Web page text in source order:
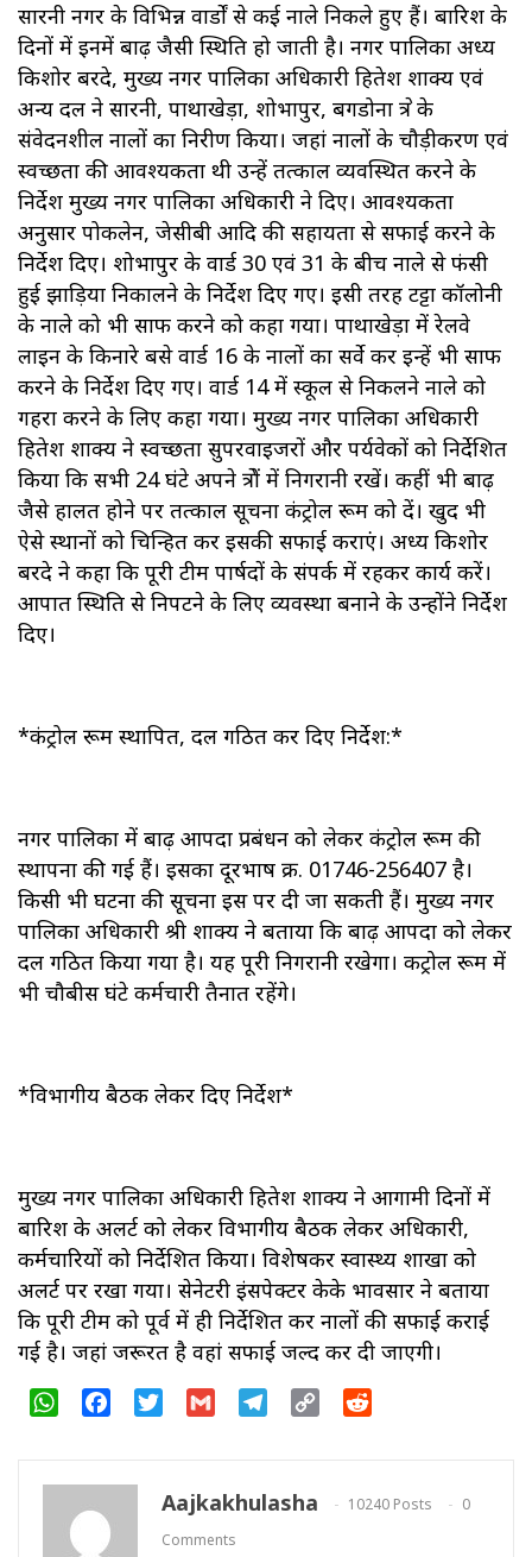
सारनी नगर के विभिन्न वार्डों से कई नाले निकले हुए हैं। बारिश के
दिनों में इनमें बाढ़ जैसी स्थिति हो जाती है। नगर पालिका अध्यक्ष
किशोर बरदे, मुख्य नगर पालिका अधिकारी हितेश शाक्य एवं
अन्य दल ने सारनी, पाथाखेड़ा, शोभापुर, बगडोना क्षेत्र के
संवेदनशील नालों का निरीक्षण किया। जहां नालों के चौड़ीकरण एवं
स्वच्छता की आवश्यकता थी उन्हें तत्काल व्यवस्थित करने के
निर्देश मुख्य नगर पालिका अधिकारी ने दिए। आवश्यकता
अनुसार पोकलेन, जेसीबी आदि की सहायता से सफाई करने के
निर्देश दिए। शोभापुर के वार्ड 30 एवं 31 के बीच नाले से फंसी
हुई झाड़िया निकालने के निर्देश दिए गए। इसी तरह टट्टा कॉलोनी
के नाले को भी साफ करने को कहा गया। पाथाखेड़ा में रेलवे
लाइन के किनारे बसे वार्ड 16 के नालों का सर्वे कर इन्हें भी साफ
करने के निर्देश दिए गए। वार्ड 14 में स्कूल से निकलने नाले को
गहरा करने के लिए कहा गया। मुख्य नगर पालिका अधिकारी
हितेश शाक्य ने स्वच्छता सुपरवाइजरों और पर्यवेक्षकों को निर्देशित
किया कि सभी 24 घंटे अपने क्षेत्रों में निगरानी रखें। कहीं भी बाढ़
जैसे हालत होने पर तत्काल सूचना कंट्रोल रूम को दें। खुद भी
ऐसे स्थानों को चिन्हित कर इसकी सफाई कराएं। अध्यक्ष किशोर
बरदे ने कहा कि पूरी टीम पार्षदों के संपर्क में रहकर कार्य करें।
आपात स्थिति से निपटने के लिए व्यवस्था बनाने के उन्होंने निर्देश
दिए।
*कंट्रोल रूम स्थापित, दल गठित कर दिए निर्देश:*
नगर पालिका में बाढ़ आपदा प्रबंधन को लेकर कंट्रोल रूम की
स्थापना की गई हैं। इसका दूरभाष क्र. 01746-256407 है।
किसी भी घटना की सूचना इस पर दी जा सकती हैं। मुख्य नगर
पालिका अधिकारी श्री शाक्य ने बताया कि बाढ़ आपदा को लेकर
दल गठित किया गया है। यह पूरी निगरानी रखेगा। कट्रोल रूम में
भी चौबीस घंटे कर्मचारी तैनात रहेंगे।
*विभागीय बैठक लेकर दिए निर्देश*
मुख्य नगर पालिका अधिकारी हितेश शाक्य ने आगामी दिनों में
बारिश के अलर्ट को लेकर विभागीय बैठक लेकर अधिकारी,
कर्मचारियों को निर्देशित किया। विशेषकर स्वास्थ्य शाखा को
अलर्ट पर रखा गया। सेनेटरी इंसपेक्टर केके भावसार ने बताया
कि पूरी टीम को पूर्व में ही निर्देशित कर नालों की सफाई कराई
गई है। जहां जरूरत है वहां सफाई जल्द कर दी जाएगी।
WhatsAppFacebookTwitter Gmail Telegram
Copy
Aajkakhulasha 10240 Posts
0
Comments